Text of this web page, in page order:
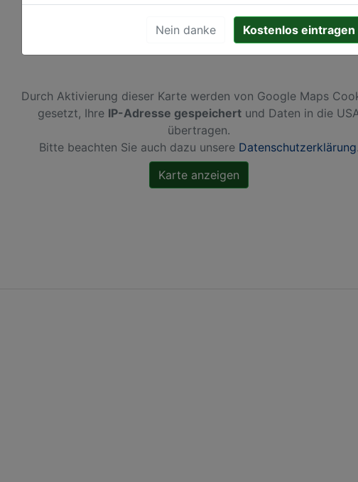
Durch Aktivierung dieser Karte werden von Google Maps
gesetzt, Ihre IP-Adresse gespeichert und Daten in die
übertragen.
Bitte beachten Sie auch dazu unsere Datenschutzerklärung
Nein danke Kostenlos eintragen